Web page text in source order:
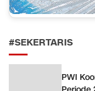
#SEKERTARIS
PWI